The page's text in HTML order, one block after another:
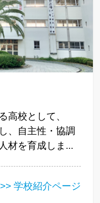
高校として、
、自主性・協調
材を育成しま...
>> 学校紹介ページ